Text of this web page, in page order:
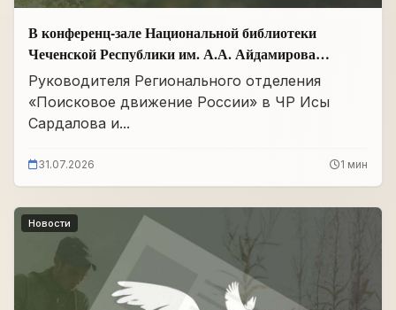
В конференц-зале Национальной библиотеки
Чеченской Республики им. А.А. Айдамирова
прошло заседание
Руководителя Регионального отделения
«Поисковое движение России» в ЧР Исы
Сардалова и...
31.07.2026 1 мин
Новости